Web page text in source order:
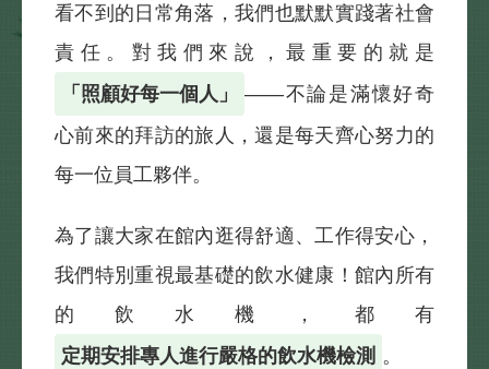
看不到的日常角落，我們也默默實踐著社會
責任。對我們來說，最重要的就是
「照顧好每一個人」
——不論是滿懷好奇
心前來的拜訪的旅人，還是每天齊心努力的
每一位員工夥伴。
為了讓大家在館內逛得舒適、工作得安心，
我們特別重視最基礎的飲水健康！館內所有
的飲水機，都有
定期安排專人進行嚴格的飲水機檢測 。